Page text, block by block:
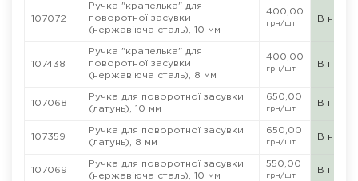
107072
Ручка "крапелька" для
поворотної засувки
(нержавіюча сталь), 10 мм
400,00
грн/шт
В
107438
Ручка "крапелька" для
поворотної засувки
(нержавіюча сталь), 8 мм
400,00
грн/шт
В
107068
Ручка для поворотної засувки
(латунь), 10 мм
650,00
грн/шт
В
107359
Ручка для поворотної засувки
(латунь), 8 мм
650,00
грн/шт
В
107069
Ручка для поворотної засувки
(нержавіюча сталь), 10 мм
550,00
грн/шт
В